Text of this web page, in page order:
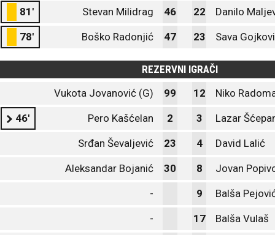
81' Stevan Milidrag 46 22 Danilo
78' Boško Radonjić 47 23 Sava
REZERVNI IGRAČI
Vukota Jovanović (G)
99 12 Niko
46' Pero Kašćelan 2 3 Lazar
Srđan Ševaljević 23 4 David Lalić
Aleksandar Bojanić 30 8 Jovan
- 9 Balša
- 17 Balša Vulaš